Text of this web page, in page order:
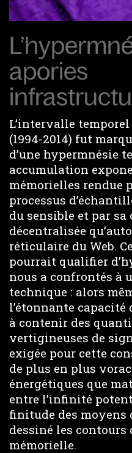
apories
L’intervalle
(1994-2014) fut
d’une hypermnésie
accumulation
mémorielles rendue
processus
du sensible et par
décentralisée
réticulaire du Web.
pourrait qualifier
nous a confrontés à
technique : alors
l’étonnante
à contenir des
vertigineuses de
exigée pour cette
de plus en plus
énergétiques que
entre l’infinité
finitude des moyens
dessiné les contours
mémorielle.